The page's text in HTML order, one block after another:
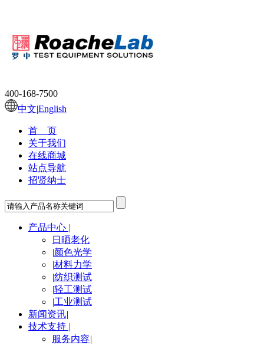
400-168-7500
中文|English
首 页
关于我们
在线商城
站点导航
招贤纳士
产品中心 |
日晒老化
|颜色光学
|材料力学
|纺织测试
|轻工测试
|工业测试
新闻资讯|
技术支持 |
服务内容|